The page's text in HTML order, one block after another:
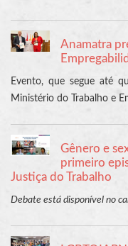
Anamatra
Evento, que segue até
Ministério do Trabalho e
Gênero e
primeiro
Justiça do Trabalho
Debate está disponível no